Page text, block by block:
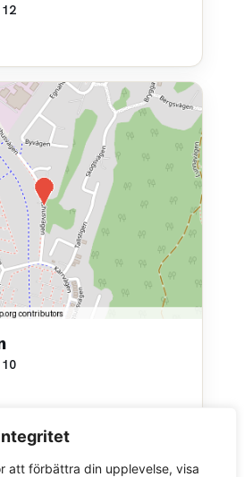
att förbättra din upplevelse, visa